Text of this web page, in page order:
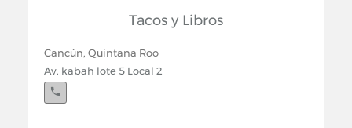
Int Hotel Conrad Tabaqueria Col. Centro
Cancún, Quintana Roo
Int Hotel Cancun Sheraton Local 1
Tacos y Libros
Cancún, Quintana Roo
Av. kabah lote 5 Local 2